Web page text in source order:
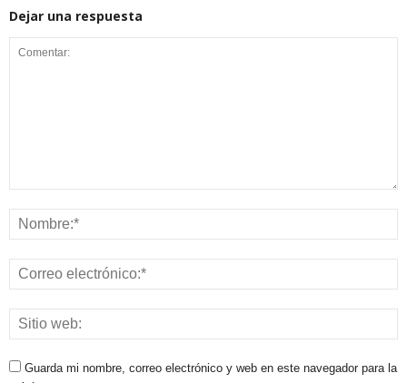
Dejar una respuesta
Guarda mi nombre, correo electrónico y web en este navegador para la